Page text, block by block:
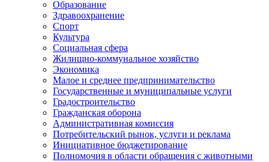
Образование
Здравоохранение
Спорт
Культура
Социальная сфера
Жилищно-коммунальное хозяйство
Экономика
Малое и среднее предпринимательство
Государственные и муниципальные услуги
Градостроительство
Гражданская оборона
Административная комиссия
Потребительский рынок, услуги и реклама
Инициативное бюджетирование
Полномочия в области обращения с животными